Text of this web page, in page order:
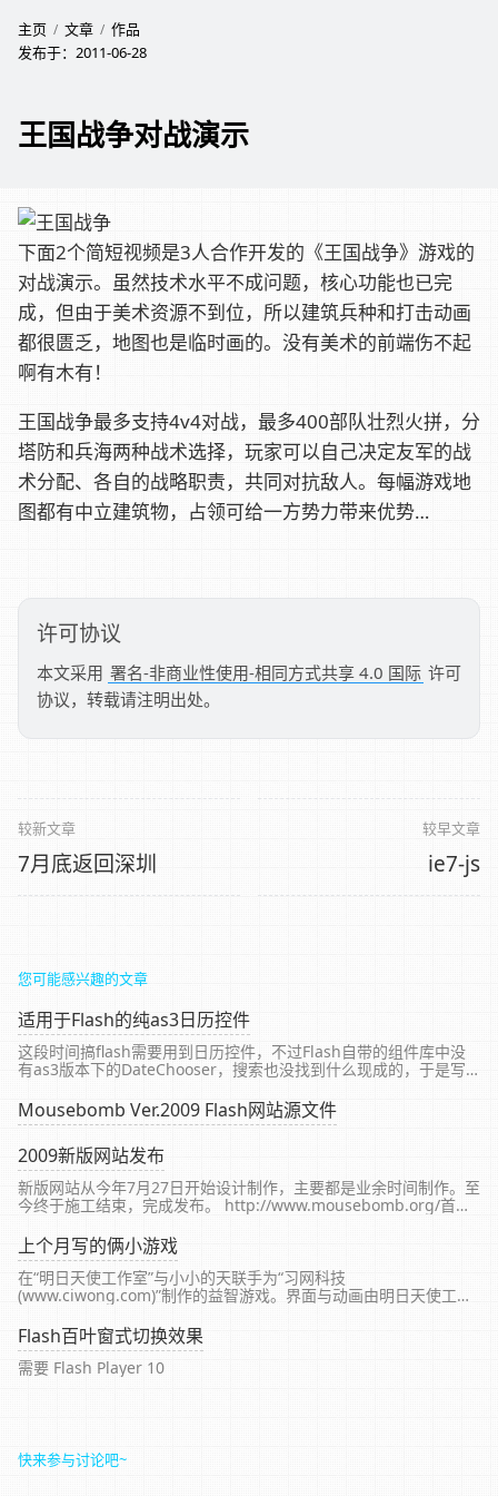
主页 文章
作品
发布于： 2011-06-28
王国战争对战演示
下面2个简短视频是3人合作开发的《王国战争》游戏的
对战演示。虽然技术水平不成问题，核心功能也已完
成，但由于美术资源不到位，所以建筑兵种和打击动画
都很匮乏，地图也是临时画的。没有美术的前端伤不起
啊有木有！
王国战争最多支持4v4对战，最多400部队壮烈火拼，分
塔防和兵海两种战术选择，玩家可以自己决定友军的战
术分配、各自的战略职责，共同对抗敌人。每幅游戏地
图都有中立建筑物，占领可给一方势力带来优势…
许可协议
本文采用 署名-非商业性使用-相同方式共享 4.0 国际 许可
协议，转载请注明出处。
较新文章
7月底返回深圳
较早文章
ie7-js
您可能感兴趣的文章
适用于Flash的纯as3日历控件
这段时间搞flash需要用到日历控件，不过Flash自带的组件库中没
有as3版本下的DateChooser，搜索也没找到什么现成的，于是写
com.thomas.DatePicker.DatePicker...
Mousebomb Ver.2009 Flash网站源文件
2009新版网站发布
新版网站从今年7月27日开始设计制作，主要都是业余时间制作。至
今终于施工结束，完成发布。 http://www.mousebomb.org/首页
好久都没更新个人网站了。其...
上个月写的俩小游戏
在“明日天使工作室”与小小的天联手为“习网科技
(www.ciwong.com)”制作的益智游戏。界面与动画由明日天使工作
由数个小方块组成，发挥空间想象力，数数看，图...
Flash百叶窗式切换效果
需要 Flash Player 10
快来参与讨论吧~